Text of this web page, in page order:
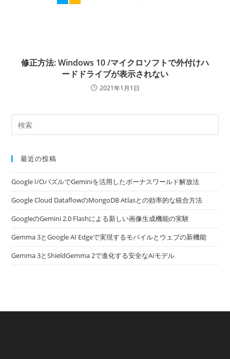
修正方法: Windows 10 /マイクロソフトで外付けハ
ードドライブが表示されない
2021年1月1日
最近の投稿
Google I/OパズルでGeminiを活用したボーナスワールド解放法
Google Cloud DataflowのMongoDB Atlasとの効率的な統合方法
GoogleのGemini 2.0 Flashによる新しい画像生成機能の実験
Gemma 3とGoogle AI Edgeで実現するモバイルとウェブの新機能
Gemma 3とShieldGemma 2で進化する安全なAIモデル